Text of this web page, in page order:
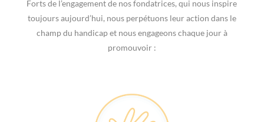
Forts de l’engagement de nos fondatrices, qui nous inspire
toujours aujourd’hui, nous perpétuons leur action dans le
champ du handicap et nous engageons chaque jour à
promouvoir :